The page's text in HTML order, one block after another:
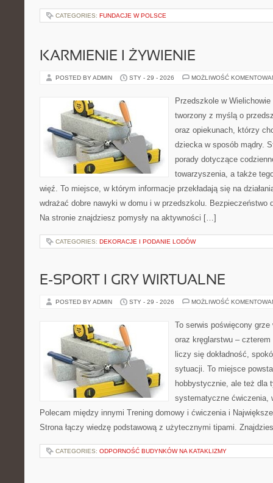
CATEGORIES: FUNDACJE W POLSCE
KARMIENIE I ŻYWIENIE
POSTED BY ADMIN STY - 29 - 2026 MOŻLIWOŚĆ
Przedszkole w
tworzony z myślą o
oraz opiekunach, którzy
dziecka w sposób mądry.
porady dotyczące
towarzyszenia, a także
więź. To miejsce, w którym informacje przekładają się na
wdrażać dobre nawyki w domu i w przedszkolu. Bezpieczeństwo
Na stronie znajdziesz pomysły na aktywności […]
CATEGORIES: DEKORACJE I PODANIE LODÓW
E-SPORT I GRY WIRTUALNE
POSTED BY ADMIN STY - 29 - 2026 MOŻLIWOŚĆ
To serwis poświęcony
oraz kręglarstwu –
liczy się dokładność,
sytuacji. To miejsce
hobbystycznie, ale też dla
systematyczne ćwiczenia,
Polecam między innymi Trening domowy i ćwiczenia i
Strona łączy wiedzę podstawową z użytecznymi tipami.
CATEGORIES: ODPORNOŚĆ BUDYNKÓW NA KATAKLIZMY